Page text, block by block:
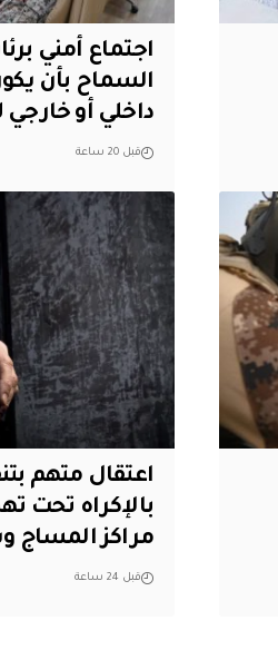
اجتماع أمني
السماح بأن
داخلي أو خارجي
قبل 20 ساعة
اعتقال متهم
بالإكراه تحت
مراكز المساج
قبل 24 ساعة